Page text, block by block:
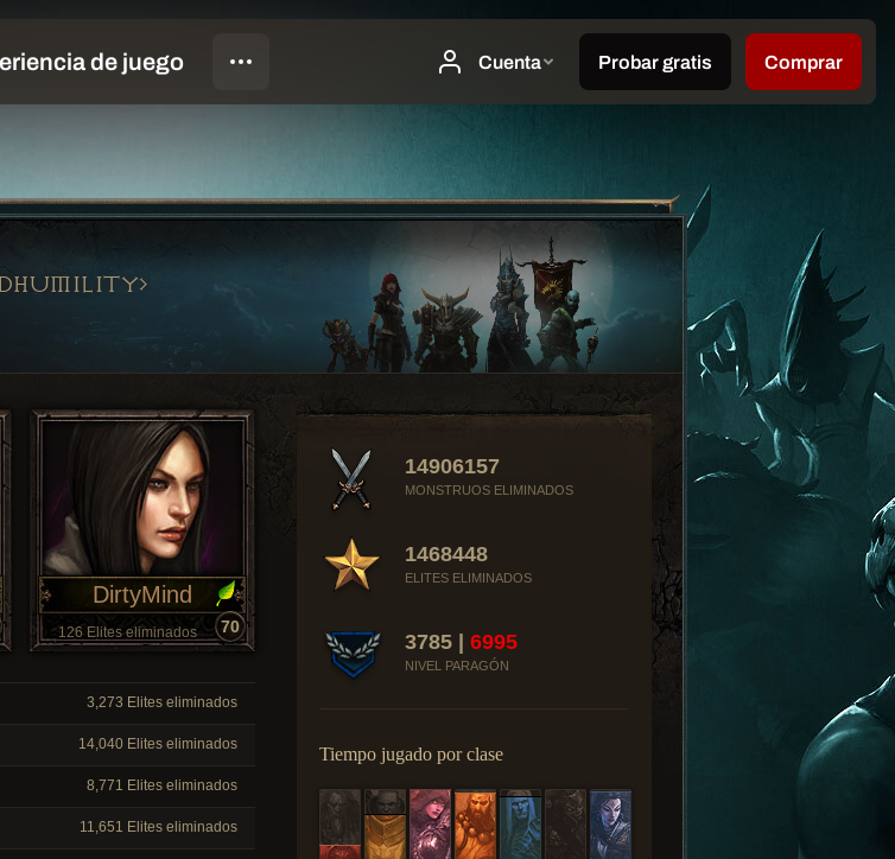
14906157
MONSTRUOS ELIMINADOS
1468448
ELITES ELIMINADOS
3785 | 6995
NIVEL PARAGÓN
Tiempo jugado por clase
DirtyMind
126 Elites eliminados 70
3,273 Elites eliminados
14,040 Elites eliminados
8,771 Elites eliminados
11,651 Elites eliminados